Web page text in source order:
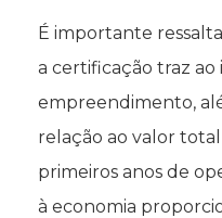
É importante
a certificação traz
empreendimento,
relação ao valor
primeiros anos de
à economia